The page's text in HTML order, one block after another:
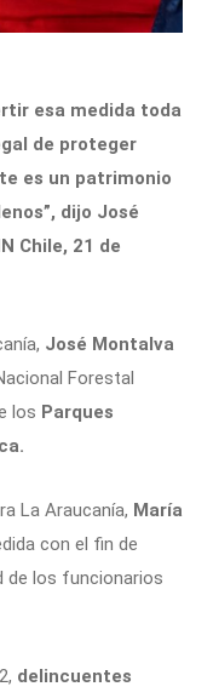
esa medida toda
de proteger
es un patrimonio
dijo José
Chile, 21 de
José Montalva
Forestal
los Parques
La Araucanía, María
con el fin de
de los funcionarios
delincuentes